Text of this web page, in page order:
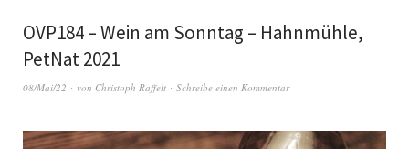
OVP184 – Wein am Sonntag – Hahnmühle,
PetNat 2021
08/Mai/22 von Christoph Raffelt Schreibe einen Kommentar